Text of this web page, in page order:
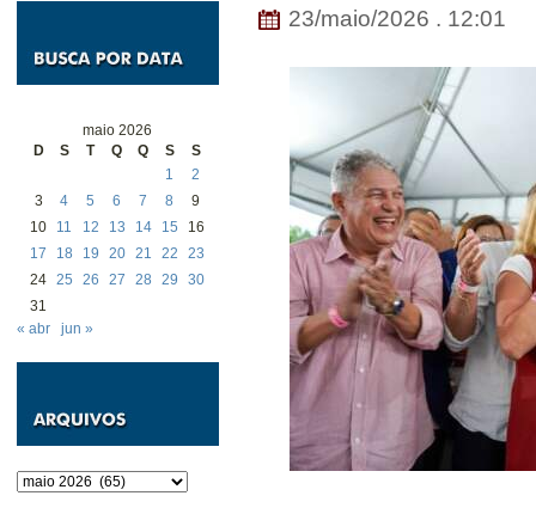
maio 2026
D
S T Q Q S
S
1
2
3
4 5 6 7 8
9
10
11 12 13 14 15
16
17
18 19 20 21 22
23
24 25 26 27 28 29
30
31
« abr
jun »
Arquivos
23/maio/2026 . 12:01